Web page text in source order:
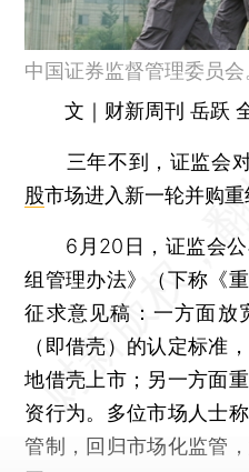
中国证券监督管理委员
文｜财新周刊 岳跃
三年不到，证监会对
股市场进入新一轮并购重
6月20日，证监会公
组管理办法》（下称《
征求意见稿：一方面放
（即借壳）的认定标准
地借壳上市；另一方面
资行为。多位市场人士
管制，回归市场化监管